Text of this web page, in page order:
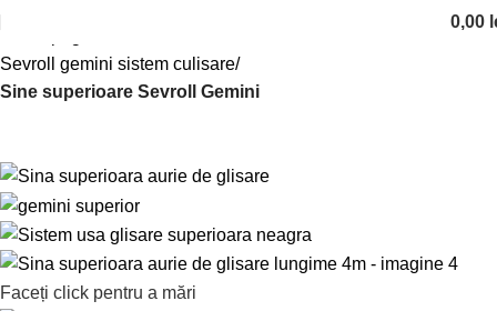
0,00
Sevroll gemini sistem culisare
Sine superioare Sevroll Gemini
Faceți click pentru a mări